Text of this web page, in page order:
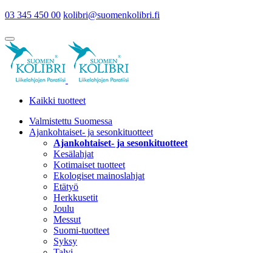
03 345 450 00 kolibri@suomenkolibri.fi
Kaikki tuotteet
Valmistettu Suomessa
Ajankohtaiset- ja sesonkituotteet
Ajankohtaiset- ja sesonkituotteet
Kesälahjat
Kotimaiset tuotteet
Ekologiset mainoslahjat
Etätyö
Herkkusetit
Joulu
Messut
Suomi-tuotteet
Syksy